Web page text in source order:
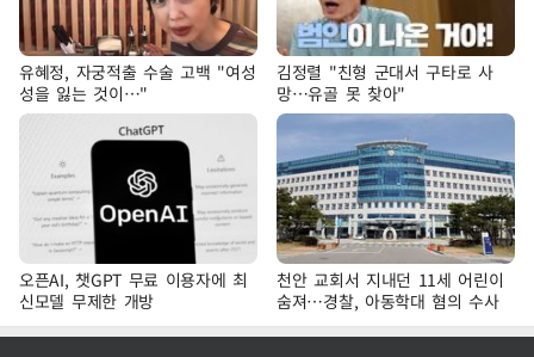
유혜정, 자궁적출 수술 고백 "여성
성을 잃는 것이…"
김정렬 "친형 군대서 구타로 사
망…유골 못 찾아"
오픈AI, 챗GPT 무료 이용자에 최
신모델 무제한 개방
천안 교회서 지내던 11세 어린이
숨져…경찰, 아동학대 혐의 수사